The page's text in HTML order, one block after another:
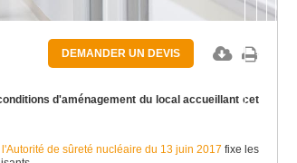
DEMANDER UN DEVIS
d'aménagement du local accueillant cet
de sûreté nucléaire du 13 juin 2017 fixe les